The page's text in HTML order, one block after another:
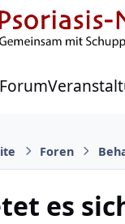
Forum
Foren
es